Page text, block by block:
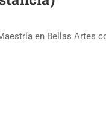
en Bellas Artes